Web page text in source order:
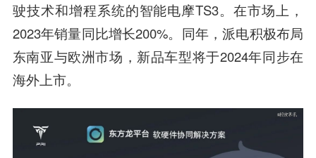
驶技术和增程系统的智能电摩TS3。在市场上，
2023年销量同比增长200%。同年，派电积极布局
东南亚与欧洲市场，新品车型将于2024年同步在
海外上市。